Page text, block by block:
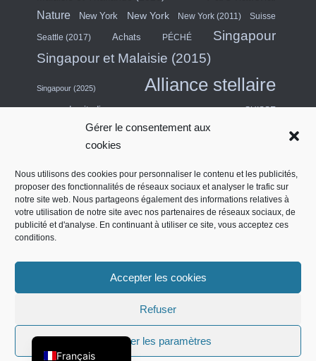
Gérer le consentement aux
cookies
Nous utilisons des cookies pour personnaliser le contenu et les publicités,
proposer des fonctionnalités de réseaux sociaux et analyser le trafic sur
notre site web. Nous partageons également des informations relatives à
votre utilisation de notre site avec nos partenaires de réseaux sociaux, de
publicité et d'analyse. En continuant à utiliser ce site, vous acceptez ces
conditions.
Accepter les cookies
Refuser
Afficher les paramètres
Nature New York New York New York (2011) Suisse
Seattle (2017) Achats PÉCHÉ
Singapour
Singapour et Malaisie (2015)
Singapour (2025) Alliance stellaire
escapade citadine SUISSE
Asie du Sud-Est (2011)
Turquie
États-Unis (Midwest) et Canada (2018)
Émirats arabes unis
Salon des contrats
Quatre étoiles
IMPRIMER
POLITIQUE DE CONFIDENTIALITÉ
POLITIQUE RELATIVE AUX COOKIES (UE)
COPYRIGHT 2007 - 2026 - MILES-AROUND
Français